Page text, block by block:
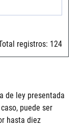
registros: 124
de ley presentada
puede ser
hasta diez